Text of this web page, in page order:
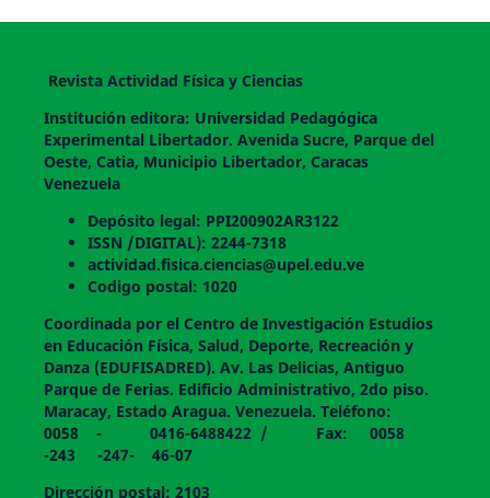
Revista Actividad Física y Ciencias
Institución editora: Universidad Pedagógica
Experimental Libertador. Avenida Sucre, Parque del
Oeste, Catia, Municipio Libertador, Caracas
Venezuela
Depósito legal: PPI200902AR3122
ISSN /DIGITAL): 2244-7318
actividad.fisica.ciencias@upel.edu.ve
Codigo postal: 1020
Coordinada por el Centro de Investigación Estudios
en Educación Física, Salud, Deporte, Recreación y
Danza (EDUFISADRED). Av. Las Delicias, Antiguo
Parque de Ferias. Edificio Administrativo, 2do piso.
Maracay, Estado Aragua. Venezuela. Teléfono:
0058 - 0416-6488422 / Fax: 0058
-243 -247- 46-07
Dirección postal: 2103